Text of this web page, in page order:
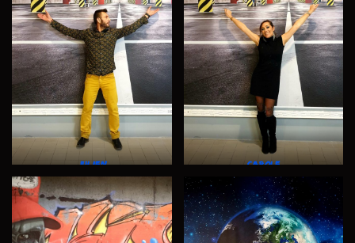
Julien Carole